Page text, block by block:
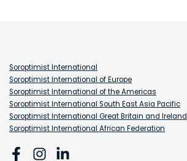
Soroptimist International
Soroptimist International of Europe
Soroptimist International of the Americas
Soroptimist International South East Asia Pacific
Soroptimist International Great Britain and Ireland
Soroptimist International African Federation